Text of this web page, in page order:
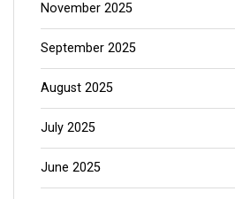
November 2025
September 2025
August 2025
July 2025
June 2025